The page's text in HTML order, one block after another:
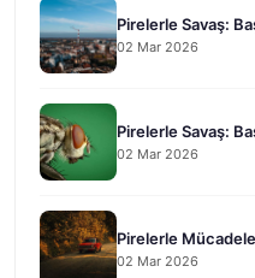
Pirelerle Savaş:
02 Mar 2026
Pirelerle Savaş:
02 Mar 2026
Pirelerle
02 Mar 2026